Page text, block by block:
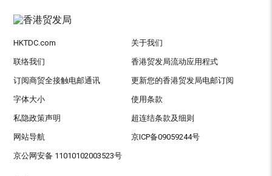
HKTDC.com 关于我们
联络我们 香港贸发局流动应用程式
订阅商贸全接触电邮通讯 更新您的香港贸发局电邮订阅
字体大小 使用条款
私隐政策声明 超连结条款及细则
网站导航 京ICP备09059244号
京公网安备 11010102003523号